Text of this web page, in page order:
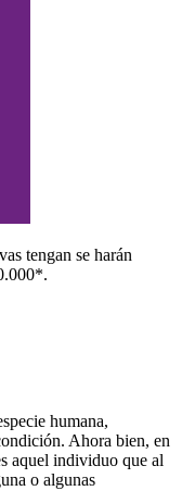
tengan se harán
humana,
Ahora bien, en
aquel individuo que al
o algunas